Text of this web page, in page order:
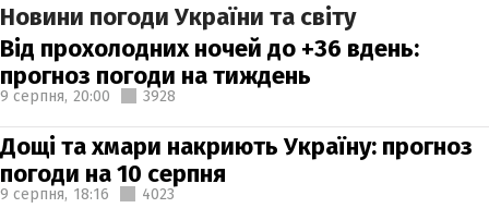
Новини погоди України та світу
Від прохолодних ночей до +36 вдень:
прогноз погоди на тиждень
9 серпня, 20:00 3928
Дощі та хмари накриють Україну: прогноз
погоди на 10 серпня
9 серпня, 18:16 4023